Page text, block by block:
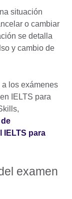
situación
o cambiar
se detalla
y cambio de
a los exámenes
IELTS para
IELTS para
examen